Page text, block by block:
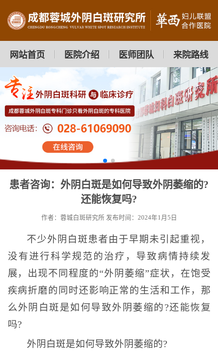
网站首页 医院介绍 医师团队 来院路线
患者咨询：外阴白斑是如何导致外阴萎缩的?
还能恢复吗?
作者：蓉城白斑研究所 发布时间：2024年1月5日
不少外阴白斑患者由于早期未引起重视，
没有进行科学规范的治疗，导致病情持续发
展，出现不同程度的“外阴萎缩”症状，在饱受
疾病折磨的同时还影响正常的生活和工作，那
么外阴白斑是如何导致外阴萎缩的?还能恢复
吗?
外阴白斑是如何导致外阴萎缩的?